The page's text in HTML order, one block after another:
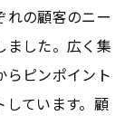
れの顧客のニー
ました。広く集
らピンポイント
しています。顧